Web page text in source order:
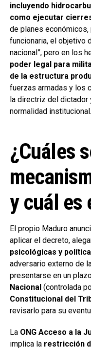
incluyendo
como ejecutar
de planes
funcionaria, el objetivo
nacional”, pero en los
poder legal para
de la estructura
fuerzas armadas y los
la directriz del dictador
normalidad institucional.
¿Cuáles
y cuál es
El propio Maduro
aplicar el decreto,
psicológicas y
adversario externo de
presentarse en un
Nacional (controlada
Constitucional del
revisarlo para su
La ONG Acceso a la
implica la restricción